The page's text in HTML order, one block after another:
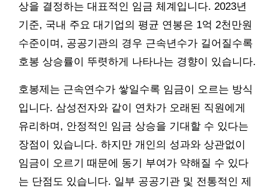
상을 결정하는 대표적인 임금 체계입니다. 2023년
기준, 국내 주요 대기업의 평균 연봉은 1억 2천만원
수준이며, 공공기관의 경우 근속년수가 길어질수록
호봉 상승률이 뚜렷하게 나타나는 경향이 있습니다.
호봉제는 근속연수가 쌓일수록 임금이 오르는 방식
입니다. 삼성전자와 같이 연차가 오래된 직원에게
유리하며, 안정적인 임금 상승을 기대할 수 있다는
장점이 있습니다. 하지만 개인의 성과와 상관없이
임금이 오르기 때문에 동기 부여가 약해질 수 있다
는 단점도 있습니다. 일부 공공기관 및 전통적인 제